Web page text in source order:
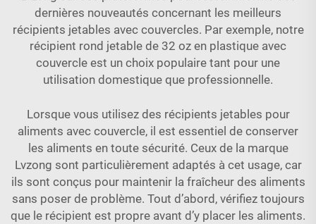
dernières nouveautés concernant les meilleurs
récipients jetables avec couvercles. Par exemple, notre
récipient rond jetable de 32 oz en plastique avec
couvercle est un choix populaire tant pour une
utilisation domestique que professionnelle.
Lorsque vous utilisez des récipients jetables pour
aliments avec couvercle, il est essentiel de conserver
les aliments en toute sécurité. Ceux de la marque
Lvzong sont particulièrement adaptés à cet usage, car
ils sont conçus pour maintenir la fraîcheur des aliments
sans poser de problème. Tout d’abord, vérifiez toujours
que le récipient est propre avant d’y placer les aliments.